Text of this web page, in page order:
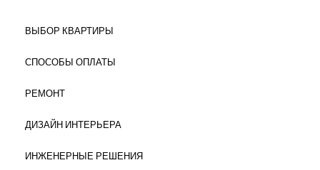
ВЫБОР КВАРТИРЫ
СПОСОБЫ ОПЛАТЫ
РЕМОНТ
ДИЗАЙН ИНТЕРЬЕРА
ИНЖЕНЕРНЫЕ РЕШЕНИЯ